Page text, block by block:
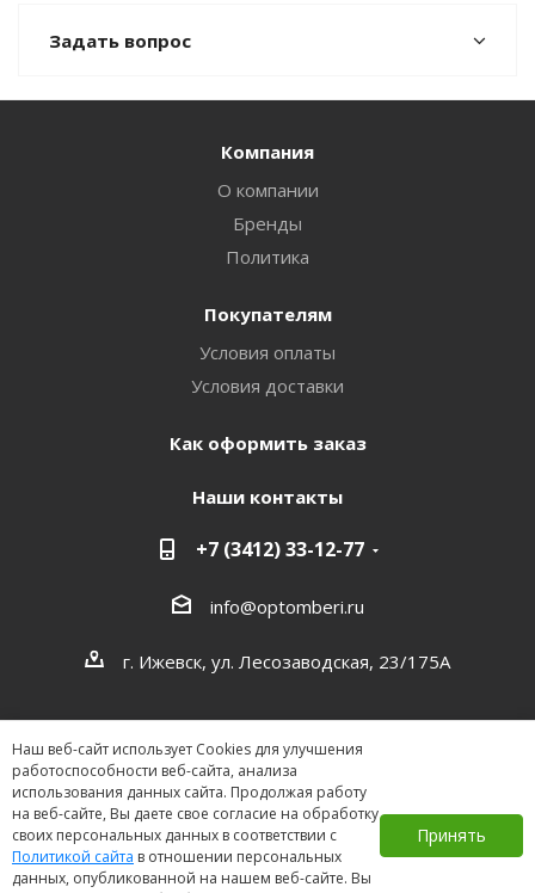
Задать вопрос
Наш веб-сайт использует Cookies для улучшения
работоспособности веб-сайта, анализа
использования данных сайта. Продолжая работу
на веб-сайте, Вы даете свое согласие на обработку
своих персональных данных в соответствии с
Политикой сайта в отношении персональных
данных, опубликованной на нашем веб-сайте. Вы
Принять
Компания
О компании
Бренды
Политика
Покупателям
Условия оплаты
Условия доставки
Как оформить заказ
Наши контакты
+7 (3412) 33-12-77
info@optomberi.ru
г. Ижевск, ул. Лесозаводская, 23/175А
2026 ©